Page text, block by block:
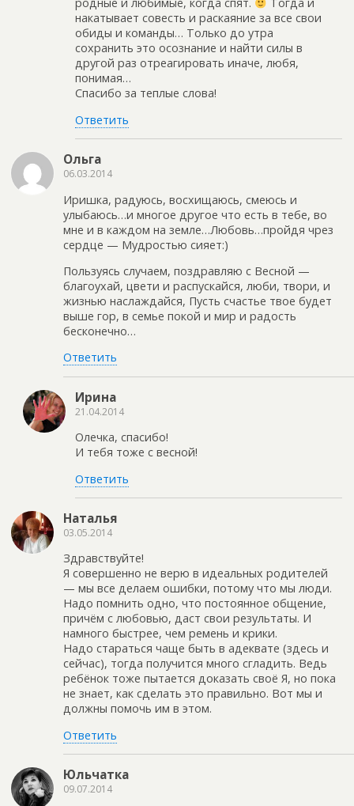
родные и любимые, когда спят.
Тогда и
накатывает совесть и раскаяние за все свои
обиды и команды… Только до утра
сохранить это осознание и найти силы в
другой раз отреагировать иначе, любя,
понимая…
Спасибо за теплые слова!
Ответить
Ольга
06.03.2014
Иришка, радуюсь, восхищаюсь, смеюсь и
улыбаюсь…и многое другое что есть в тебе, во
мне и в каждом на земле…Любовь…пройдя чрез
сердце — Мудростью сияет:)
Пользуясь случаем, поздравляю с Весной —
благоухай, цвети и распускайся, люби, твори, и
жизнью наслаждайся, Пусть счастье твое будет
выше гор, в семье покой и мир и радость
бесконечно…
Ответить
Ирина
21.04.2014
Олечка, спасибо!
И тебя тоже с весной!
Ответить
Наталья
03.05.2014
Здравствуйте!
Я совершенно не верю в идеальных родителей
— мы все делаем ошибки, потому что мы люди.
Надо помнить одно, что постоянное общение,
причём с любовью, даст свои результаты. И
намного быстрее, чем ремень и крики.
Надо стараться чаще быть в адеквате (здесь и
сейчас), тогда получится много сгладить. Ведь
ребёнок тоже пытается доказать своё Я, но пока
не знает, как сделать это правильно. Вот мы и
должны помочь им в этом.
Ответить
Юльчатка
09.07.2014